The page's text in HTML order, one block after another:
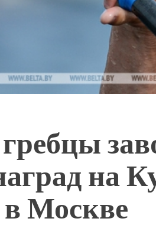
на
Москве